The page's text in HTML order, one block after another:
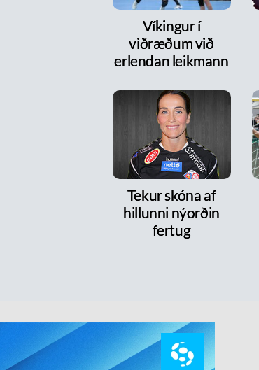
Víkingur í
viðræðum við
erlendan leikmann
Tekur skóna af
hillunni nýorðin
fertug